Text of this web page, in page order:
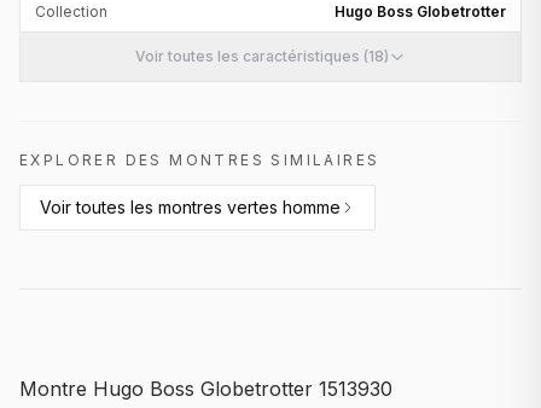
Collection Hugo Boss Globetrotter
Voir toutes les caractéristiques (18)
EXPLORER DES MONTRES SIMILAIRES
Voir toutes les montres vertes homme
Montre Hugo Boss Globetrotter 1513930